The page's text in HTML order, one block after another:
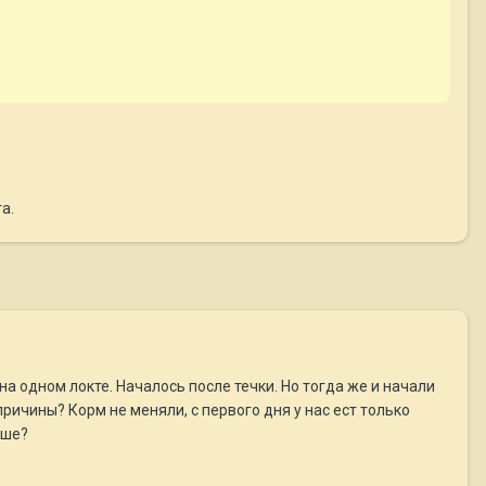
одном локте. Началось после течки. Но тогда же и начали
Корм не меняли, с первого дня у нас ест только